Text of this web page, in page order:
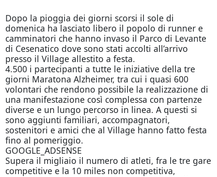
Dopo la pioggia dei giorni scorsi il sole di
domenica ha lasciato libero il popolo di runner e
camminatori che hanno invaso il Parco di Levante
di Cesenatico dove sono stati accolti all’arrivo
presso il Village allestito a festa.
4.500 i partecipanti a tutte le iniziative della tre
giorni Maratona Alzheimer, tra cui i quasi 600
volontari che rendono possibile la realizzazione di
una manifestazione così complessa con partenze
diverse e un lungo percorso in linea. A questi si
sono aggiunti familiari, accompagnatori,
sostenitori e amici che al Village hanno fatto festa
fino al pomeriggio.
GOOGLE_ADSENSE
Supera il migliaio il numero di atleti, fra le tre gare
competitive e la 10 miles non competitiva,